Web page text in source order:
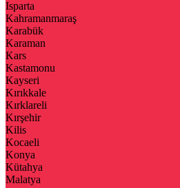
Isparta
Kahramanmaraş
Karabük
Karaman
Kars
Kastamonu
Kayseri
Kırıkkale
Kırklareli
Kırşehir
Kilis
Kocaeli
Konya
Kütahya
Malatya